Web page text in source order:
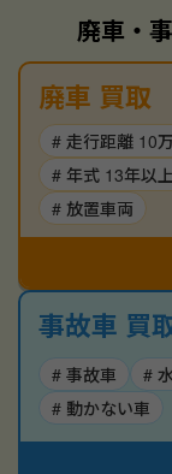
廃車・
廃車 買取
# 走行距離 10
# 年式 13年以
# 放置車両
事故車 買
# 事故車
#
# 動かない車